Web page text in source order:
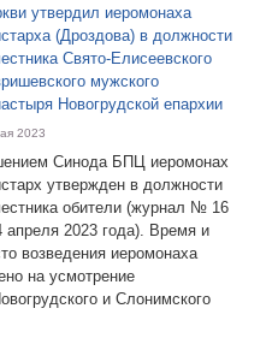
утвердил иеромонаха
(Дроздова) в должности
Свято-Елисеевского
мужского
Новогрудской епархии
2023
Синода БПЦ иеромонах
утвержден в должности
обители (журнал № 16
апреля 2023 года). Время и
возведения иеромонаха
на усмотрение
и Слонимского